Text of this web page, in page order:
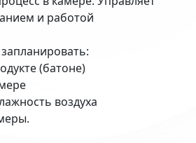
и работой
(батоне)
воздуха